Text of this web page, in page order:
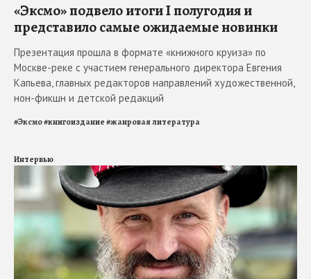
«Эксмо» подвело итоги I полугодия и
представило самые ожидаемые новинки
Презентация прошла в формате «книжного круиза» по
Москве-реке с участием генерального директора Евгения
Капьева, главных редакторов направлений художественной,
нон-фикшн и детской редакций
#Эксмо#книгоиздание#жанровая литература
Интервью